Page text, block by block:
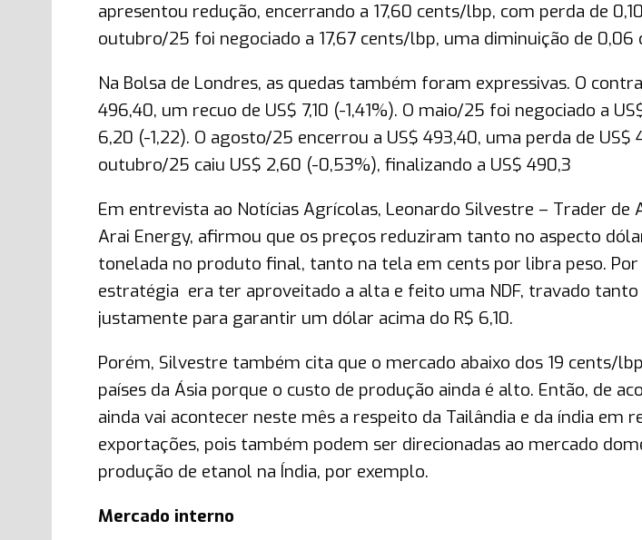
apresentou redução, encerrando a 17,60 cents/lbp, com perda de
outubro/25 foi negociado a 17,67 cents/lbp, uma diminuição de 0,06
Na Bolsa de Londres, as quedas também foram expressivas. O
496,40, um recuo de US$ 7,10 (-1,41%). O maio/25 foi negociado a
6,20 (-1,22). O agosto/25 encerrou a US$ 493,40, uma perda de
outubro/25 caiu US$ 2,60 (-0,53%), finalizando a US$ 490,3
Em entrevista ao Notícias Agrícolas, Leonardo Silvestre – Trader de
Arai Energy, afirmou que os preços reduziram tanto no aspecto
tonelada no produto final, tanto na tela em cents por libra peso. Por
estratégia era ter aproveitado a alta e feito uma NDF, travado
justamente para garantir um dólar acima do R$ 6,10.
Porém, Silvestre também cita que o mercado abaixo dos 19 cents/
países da Ásia porque o custo de produção ainda é alto. Então, de
ainda vai acontecer neste mês a respeito da Tailândia e da índia em
exportações, pois também podem ser direcionadas ao mercado
produção de etanol na Índia, por exemplo.
Mercado interno